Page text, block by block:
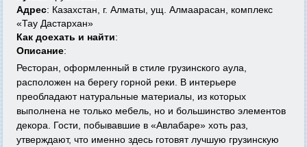
Адрес: Казахстан, г. Алматы, ущ. Алмаарасан, комплекс
«Тау Дастархан»
Как доехать и найти:
Описание:
Ресторан, оформленный в стиле грузинского аула,
расположен на берегу горной реки. В интерьере
преобладают натуральные материалы, из которых
выполнена не только мебель, но и большинство элементов
декора. Гости, побывавшие в «Авлабаре» хоть раз,
утверждают, что именно здесь готовят лучшую грузинскую